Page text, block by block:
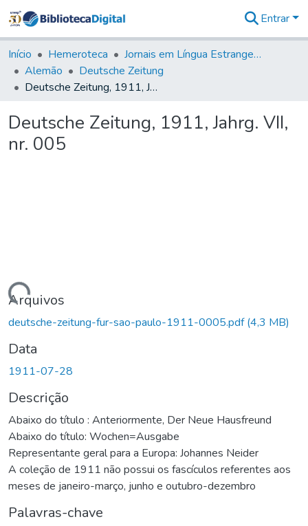
&
Coleções
Tudo na
Biblioteca
Estatísticas
Entrar
Início Hemeroteca
Jornais em Língua Estrangeira
Alemão
Deutsche Zeitung
Deutsche Zeitung, 1911, Jahrg. VII, nr. 005
Deutsche Zeitung, 1911, Jahrg. VII,
nr. 005
Arquivos
deutsche-zeitung-fur-sao-paulo-1911-0005.pdf(4,3 MB)
Data
1911-07-28
Descrição
Abaixo do título : Anteriormente, Der Neue Hausfreund
Abaixo do título: Wochen=Ausgabe
Representante geral para a Europa: Johannes Neider
A coleção de 1911 não possui os fascículos referentes aos
meses de janeiro-março, junho e outubro-dezembro
Palavras-chave